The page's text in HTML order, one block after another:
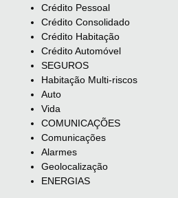
Crédito Pessoal
Crédito Consolidado
Crédito Habitação
Crédito Automóvel
SEGUROS
Habitação Multi-riscos
Auto
Vida
COMUNICAÇÕES
Comunicações
Alarmes
Geolocalização
ENERGIAS